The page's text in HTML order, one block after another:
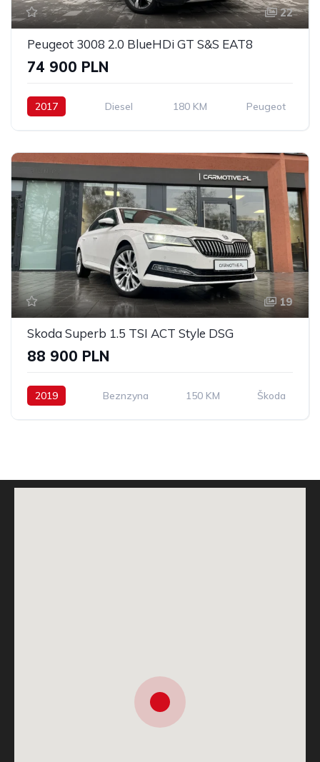
22
Peugeot 3008 2.0 BlueHDi GT S&S EAT8
74 900 PLN
2017 Diesel 180 KM Peugeot
19
Skoda Superb 1.5 TSI ACT Style DSG
88 900 PLN
2019 Beznzyna 150 KM Škoda